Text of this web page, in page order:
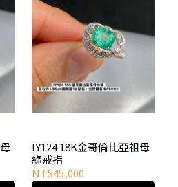
IY124 18K金哥倫比亞祖母
綠戒指
NT$45,000